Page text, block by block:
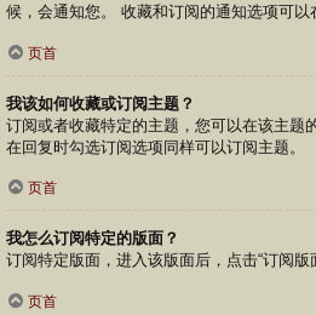
候，会通知您。 收藏和订阅的通知选项可以
页首
我该如何收藏或订阅主题？
订阅或者收藏特定的主题，您可以在该主题
在回复时勾选订阅选项同样可以订阅主题。
页首
我怎么订阅特定的版面？
订阅特定版面，进入该版面后，点击“订阅版
页首